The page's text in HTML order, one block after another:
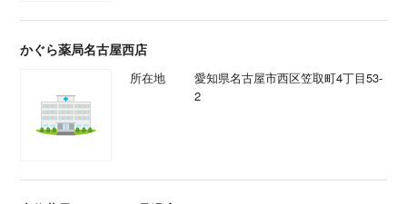
かぐら薬局名古屋西店
所在地
愛知県名古屋市西区笠取町4丁目53-
2